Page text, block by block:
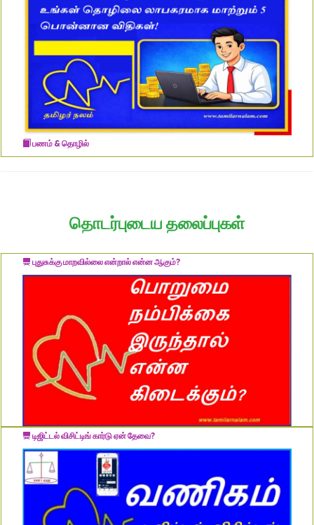
பணம் & தொழில்
தொடர்புடைய தலைப்புகள்
புதுசுக்கு மாறவில்லை என்றால் என்ன ஆகும்?
டிஜிட்டல் விசிட்டிங் கார்டு ஏன் தேவை?